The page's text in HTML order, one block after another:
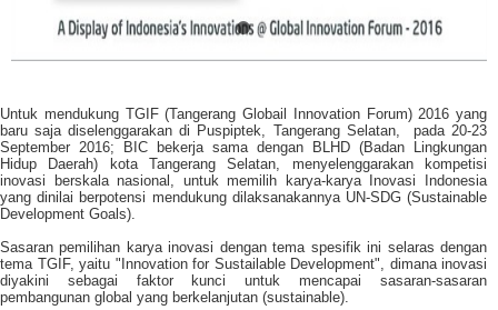
Untuk mendukung TGIF (Tangerang Globail Innovation Forum) 2016 yang
baru saja diselenggarakan di Puspiptek, Tangerang Selatan, pada 20-23
September 2016; BIC bekerja sama dengan BLHD (Badan Lingkungan
Hidup Daerah) kota Tangerang Selatan, menyelenggarakan kompetisi
inovasi berskala nasional, untuk memilih karya-karya Inovasi Indonesia
yang dinilai berpotensi mendukung dilaksanakannya UN-SDG (Sustainable
Development Goals).
Sasaran pemilihan karya inovasi dengan tema spesifik ini selaras dengan
tema TGIF, yaitu "Innovation for Sustailable Development", dimana inovasi
diyakini sebagai faktor kunci untuk mencapai sasaran-sasaran
pembangunan global yang berkelanjutan (sustainable).